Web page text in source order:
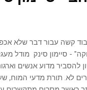
קשה עבור דבר שלא
להסביר מדוע אנשים
לא. תורת מדעי המוח,